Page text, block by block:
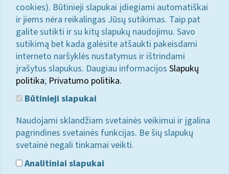
cookies). Būtinieji slapukai įdiegiami automatiškai
ir jiems nėra reikalingas Jūsų sutikimas. Taip pat
galite sutikti ir su kitų slapukų naudojimu. Savo
sutikimą bet kada galėsite atšaukti pakeisdami
interneto naršyklės nustatymus ir ištrindami
įrašytus slapukus. Daugiau informacijos Slapukų
politika; Privatumo politika.
Būtinieji slapukai
Naudojami sklandžiam svetainės veikimui ir įgalina
pagrindines svetainės funkcijas. Be šių slapukų
svetainė negali tinkamai veikti.
Analitiniai slapukai